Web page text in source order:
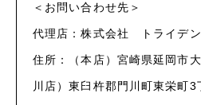
＜お問い合わせ先＞
代理店：株式会社 トライデン
住所：（本店）宮崎県延岡市
川店）東臼杵郡門川町東栄町3